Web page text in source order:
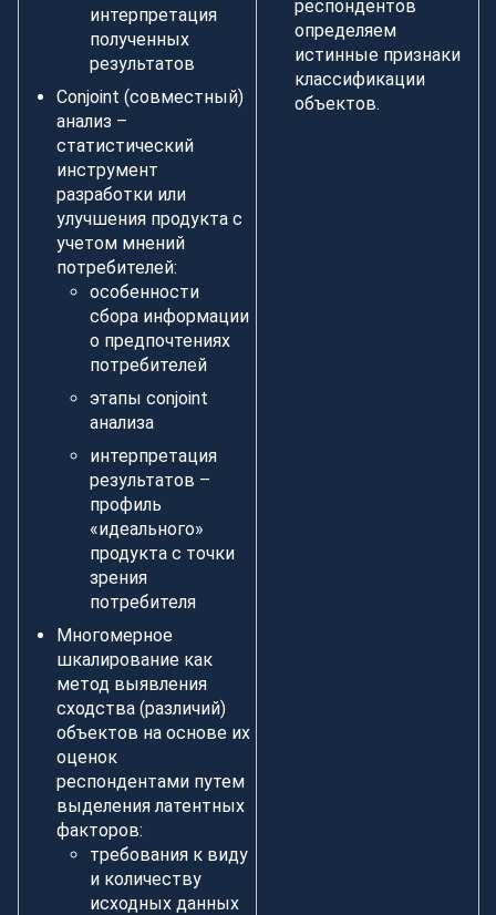
интерпретация
полученных
результатов
Conjoint (совместный)
анализ –
статистический
инструмент
разработки или
улучшения продукта с
учетом мнений
потребителей:
особенности
сбора информации
о предпочтениях
потребителей
этапы conjoint
анализа
интерпретация
результатов –
профиль
«идеального»
продукта с точки
зрения
потребителя
Многомерное
шкалирование как
метод выявления
сходства (различий)
объектов на основе их
оценок
респондентами путем
выделения латентных
факторов:
требования к виду
и количеству
исходных данных
респондентов
определяем
истинные признаки
классификации
объектов.